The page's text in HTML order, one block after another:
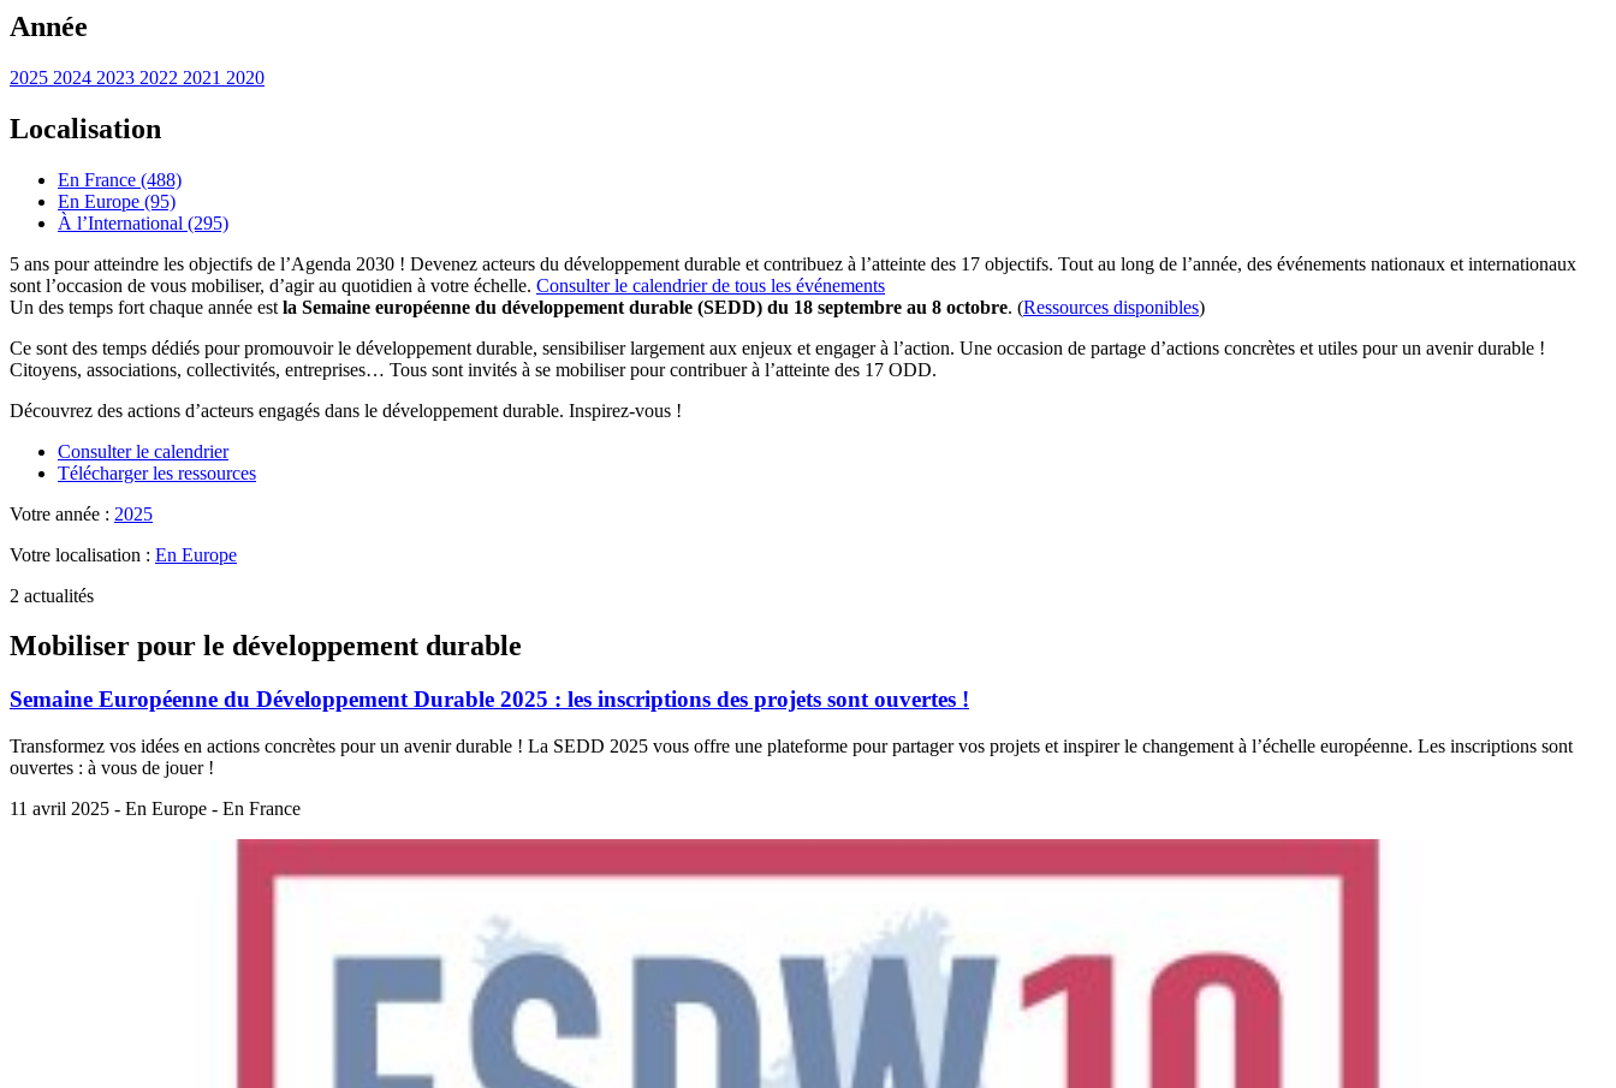
Année
2025 2024 2023 2022 2021 2020
Localisation
En France (488)
En Europe (95)
À l’International (295)
5 ans pour atteindre les objectifs de l’Agenda 2030 ! Devenez acteurs du développement durable et contribuez à l’atteinte des 17 objectifs. Tout au long de l’année, des événements nationaux et internationaux
sont l’occasion de vous mobiliser, d’agir au quotidien à votre échelle. Consulter le calendrier de tous les événements
Un des temps fort chaque année est la Semaine européenne du développement durable (SEDD) du 18 septembre au 8 octobre. (Ressources disponibles)
Ce sont des temps dédiés pour promouvoir le développement durable, sensibiliser largement aux enjeux et engager à l’action. Une occasion de partage d’actions concrètes et utiles pour un avenir durable !
Citoyens, associations, collectivités, entreprises… Tous sont invités à se mobiliser pour contribuer à l’atteinte des 17 ODD.
Découvrez des actions d’acteurs engagés dans le développement durable. Inspirez-vous !
Consulter le calendrier
Télécharger les ressources
Votre année : 2025
Votre localisation : En Europe
2 actualités
Mobiliser pour le développement durable
Semaine Européenne du Développement Durable 2025 : les inscriptions des projets sont ouvertes !
Transformez vos idées en actions concrètes pour un avenir durable ! La SEDD 2025 vous offre une plateforme pour partager vos projets et inspirer le changement à l’échelle européenne. Les inscriptions sont
ouvertes : à vous de jouer !
11 avril 2025 - En Europe - En France